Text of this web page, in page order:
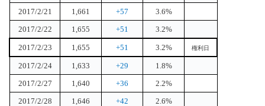
2017/2/21
1,661 +57
3.6%
2017/2/22
1,655 +51 3.2%
2017/2/23 1,655 +51 3.2% 権利日
2017/2/24 1,633 +29
1.8%
2017/2/27
1,640 +36
2.2%
2017/2/28
1,646 +42 2.6%